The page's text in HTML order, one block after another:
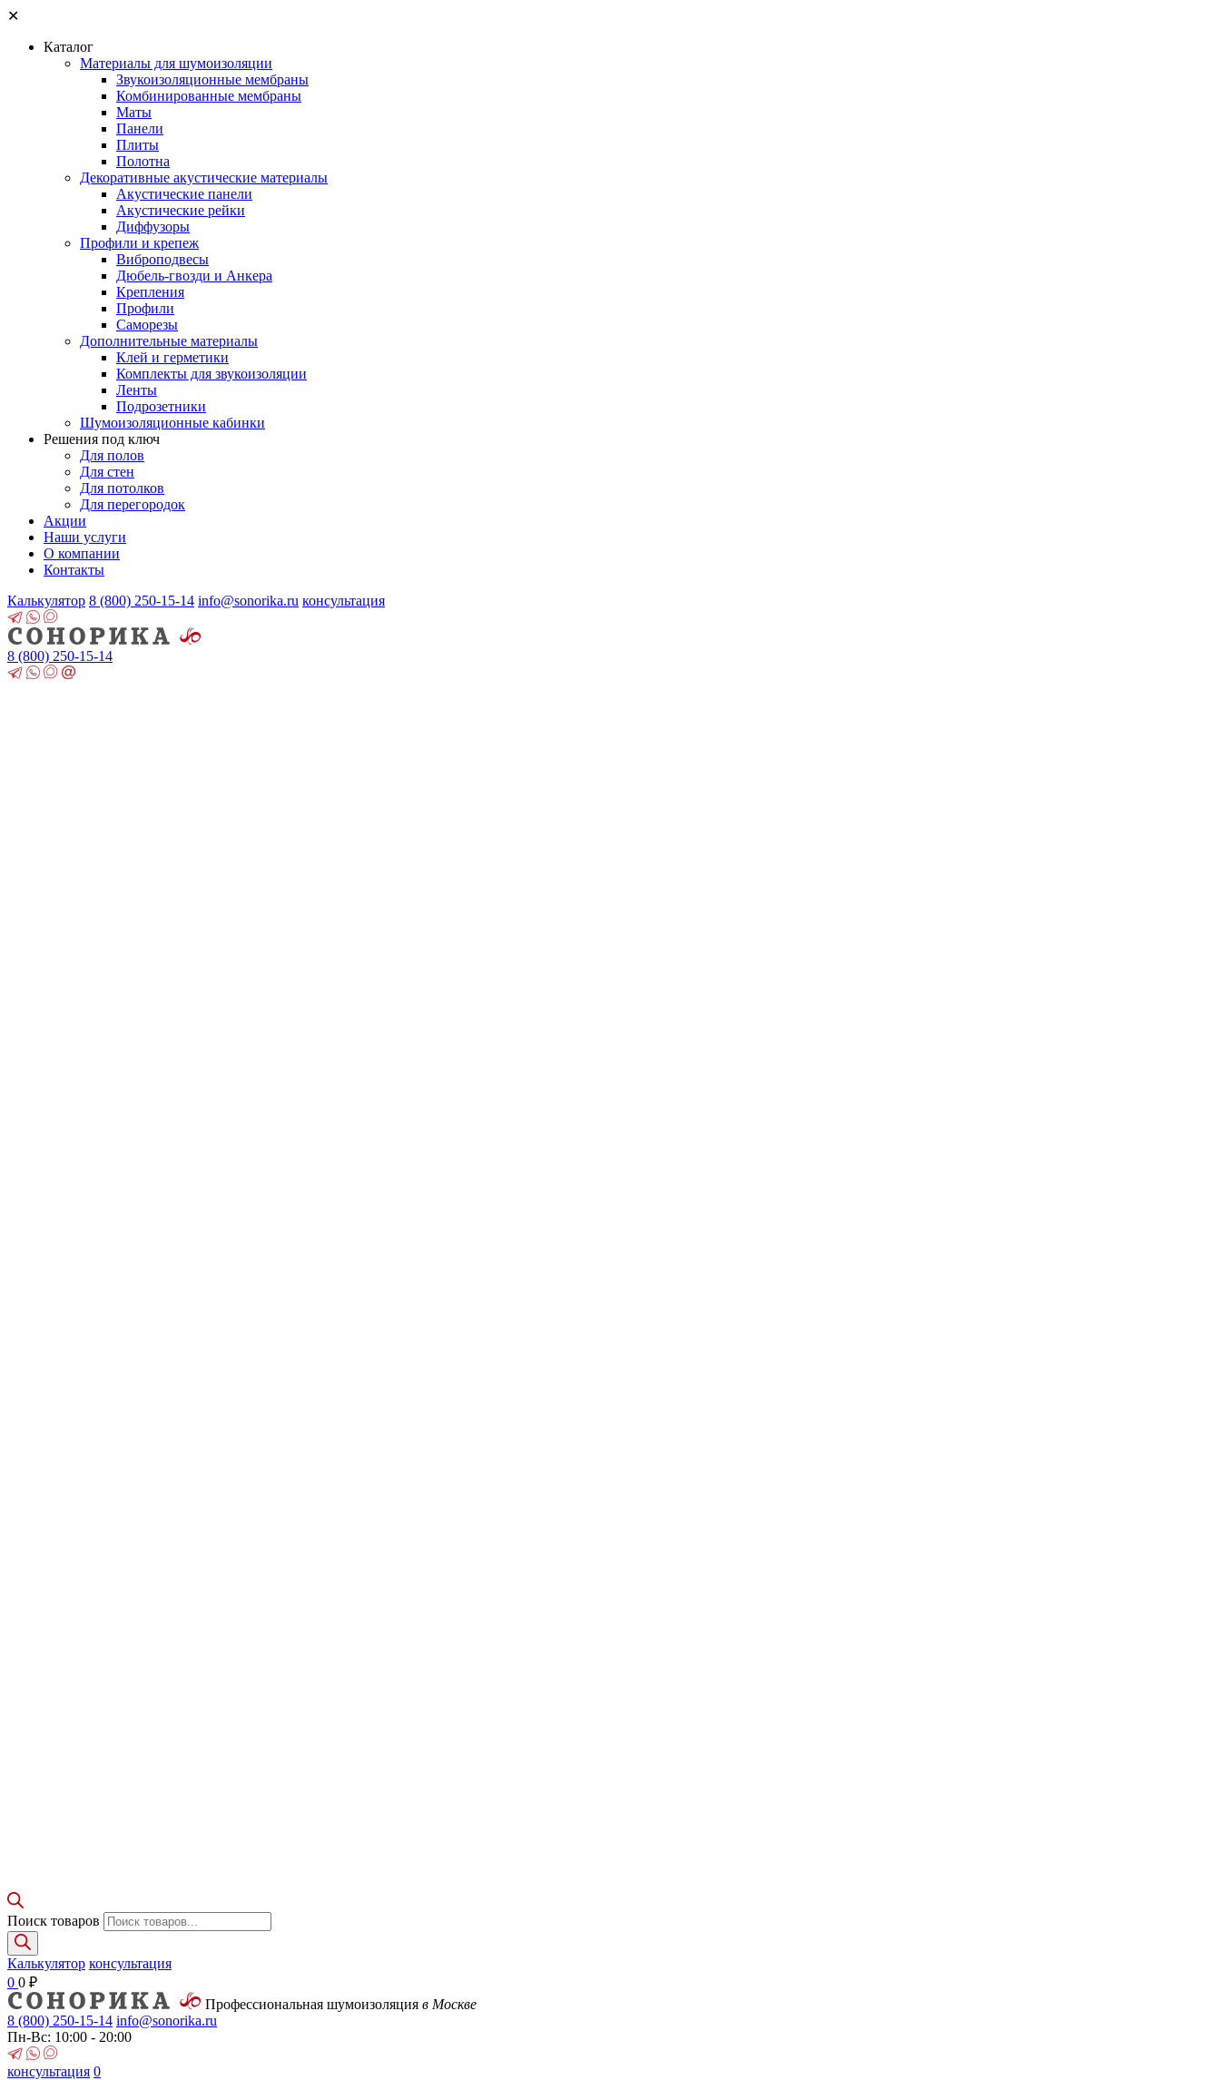
✕
Каталог
Материалы для шумоизоляции
Звукоизоляционные мембраны
Комбинированные мембраны
Маты
Панели
Плиты
Полотна
Декоративные акустические материалы
Акустические панели
Акустические рейки
Диффузоры
Профили и крепеж
Виброподвесы
Дюбель-гвозди и Анкера
Крепления
Профили
Саморезы
Дополнительные материалы
Клей и герметики
Комплекты для звукоизоляции
Ленты
Подрозетники
Шумоизоляционные кабинки
Решения под ключ
Для полов
Для стен
Для потолков
Для перегородок
Акции
Наши услуги
О компании
Контакты
Калькулятор 8 (800) 250-15-14 info@sonorika.ru консультация
8 (800) 250-15-14
Поиск товаров
Калькулятор консультация
0 0 ₽
Профессиональная шумоизоляция в Москве
8 (800) 250-15-14 info@sonorika.ru
Пн-Вс: 10:00 - 20:00
консультация 0